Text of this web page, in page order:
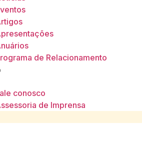
de Relacionamento
conosco
de Imprensa